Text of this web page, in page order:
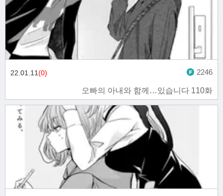
오빠의 아내와 함께…있습니다 110화
22.01.11(0) 2246